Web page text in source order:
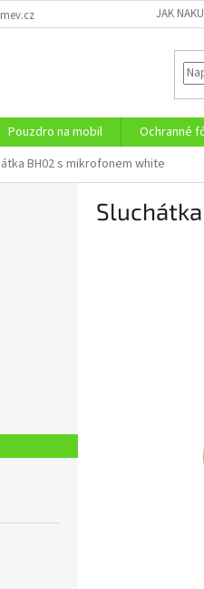
JAK
Pouzdro na mobil Ochranné
BH02 s mikrofonem white